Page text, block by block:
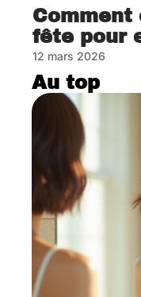
Comment
fête pour
12 mars 2026
Au top